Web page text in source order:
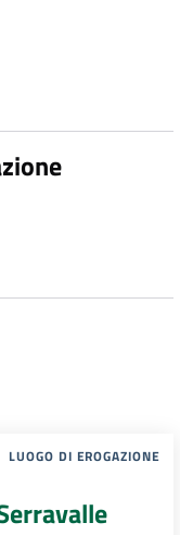
LUOGO DI EROGAZIONE